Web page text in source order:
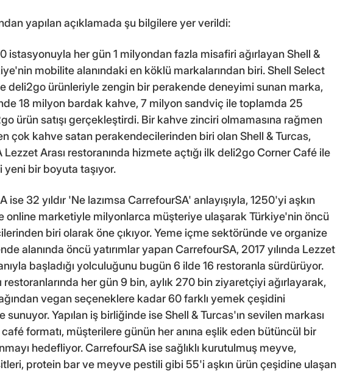
yapılan açıklamada şu bilgilere yer verildi:
istasyonuyla her gün 1 milyondan fazla misafiri ağırlayan Shell &
mobilite alanındaki en köklü markalarından biri. Shell Select
deli2go ürünleriyle zengin bir perakende deneyimi sunan marka,
18 milyon bardak kahve, 7 milyon sandviç ile toplamda 25
ürün satışı gerçekleştirdi. Bir kahve zinciri olmamasına rağmen
çok kahve satan perakendecilerinden biri olan Shell & Turcas,
Arası restoranında hizmete açtığı ilk deli2go Corner Café ile
yeni bir boyuta taşıyor.
ise 32 yıldır 'Ne lazımsa CarrefourSA' anlayışıyla, 1250'yi aşkın
online marketiyle milyonlarca müşteriye ulaşarak Türkiye'nin öncü
biri olarak öne çıkıyor. Yeme içme sektöründe ve organize
alanında öncü yatırımlar yapan CarrefourSA, 2017 yılında Lezzet
başladığı yolculuğunu bugün 6 ilde 16 restoranla sürdürüyor.
restoranlarında her gün 9 bin, aylık 270 bin ziyaretçiyi ağırlayarak,
vegan seçeneklere kadar 60 farklı yemek çeşidini
sunuyor. Yapılan iş birliğinde ise Shell & Turcas'ın sevilen markası
formatı, müşterilere günün her anına eşlik eden bütüncül bir
hedefliyor. CarrefourSA ise sağlıklı kurutulmuş meyve,
protein bar ve meyve pestili gibi 55'i aşkın ürün çeşidine ulaşan